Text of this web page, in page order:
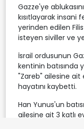
Gazze'ye
kısıtlayarak
yerinden edilen
isteyen siviller ve
İsrail ordusunun
kentinin batısında
"Zareb" ailesine ait
hayatını kaybetti.
Han Yunus'un
ailesine ait 3 katlı